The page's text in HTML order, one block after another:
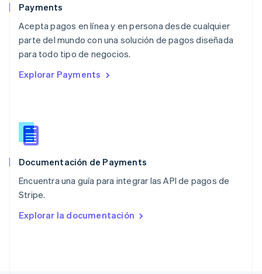
Payments
Acepta pagos en línea y en persona desde cualquier
parte del mundo con una solución de pagos diseñada
para todo tipo de negocios.
Explorar Payments
Documentación de Payments
Encuentra una guía para integrar las API de pagos de
Stripe.
Explorar la documentación
EspañolEnglish
English
Nueva Zelandia
English
NederlandsEnglish
Português
RAE de Hong Kong, China
Reino Unido
República Checa
English
English